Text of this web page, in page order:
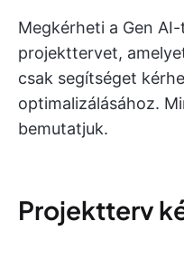
Megkérheti a Gen
projekttervet,
csak segítséget
optimalizálásához.
bemutatjuk.
Projektterv